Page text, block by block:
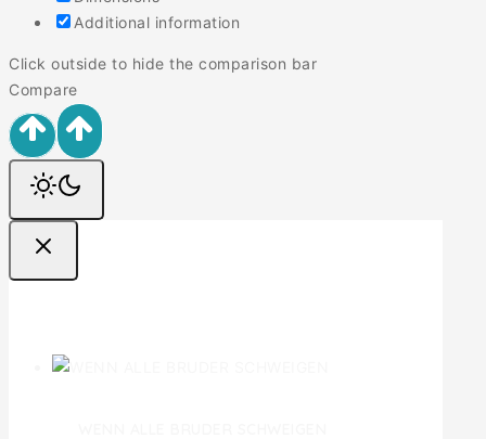
Additional information
Click outside to hide the comparison bar
Compare